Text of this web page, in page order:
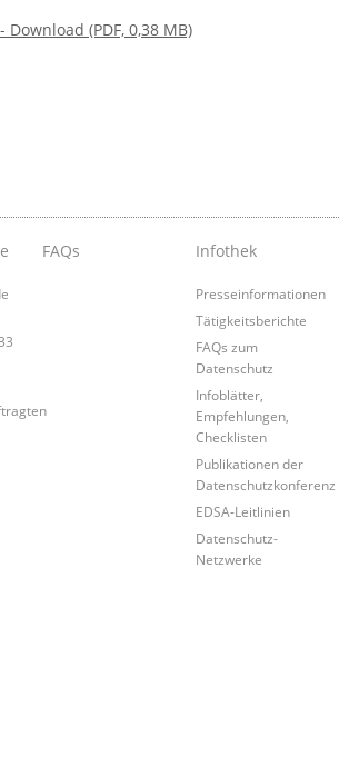
(PDF, 0,38 MB)
FAQs Infothek
Presseinformationen
Tätigkeitsberichte
FAQs zum
Datenschutz
Infoblätter,
Empfehlungen,
Checklisten
Publikationen der
Datenschutzkonferenz
EDSA-Leitlinien
Datenschutz-
Netzwerke